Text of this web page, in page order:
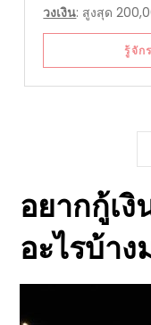
วงเงิน: สูงสุด
รู้จัก
อยากกู้เ
อะไรบ้า